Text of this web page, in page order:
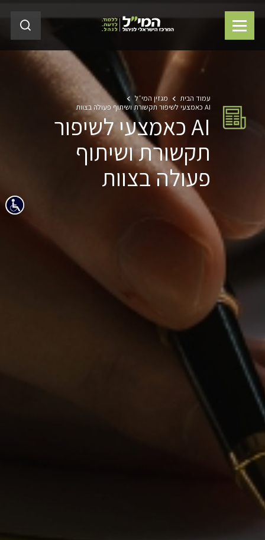
עמוד הבית
מגזין המי״ל
AI כאמצעי לשיפור תקשורת ושיתוף פעולה בצוות
AI כאמצעי לשיפור
תקשורת ושיתוף
פעולה בצוות